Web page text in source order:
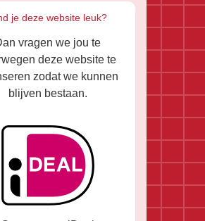
je deze website leuk?
vragen we jou te
deze website te
zodat we kunnen
blijven bestaan.